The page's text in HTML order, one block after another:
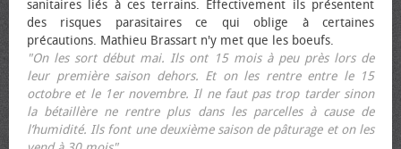
sanitaires liés à ces terrains. Effectivement ils présentent
des risques parasitaires ce qui oblige à certaines
précautions. Mathieu Brassart n'y met que les bœufs.
"On les sort début mai. Ils ont 15 mois à peu près lors de
leur première saison dehors. Et on les rentre entre le 15
octobre et le 1er novembre. Il ne faut pas trop tarder sinon
la bétaillère ne rentre plus dans les parcelles à cause de
l’humidité. Ils font une deuxième saison de pâturage et on les